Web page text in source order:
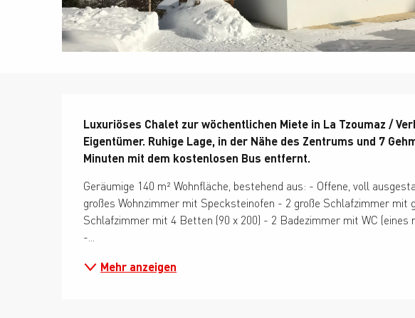
Luxuriöses Chalet zur wöchentlichen Miete in La Tzoumaz /
Eigentümer. Ruhige Lage, in der Nähe des Zentrums und 7
Minuten mit dem kostenlosen Bus entfernt.
Geräumige 140 m² Wohnfläche, bestehend aus: - Offene, voll
großes Wohnzimmer mit Specksteinofen - 2 große Schlafzimmer mit
Schlafzimmer mit 4 Betten (90 x 200) - 2 Badezimmer mit WC (eines
-...
Mehr anzeigen